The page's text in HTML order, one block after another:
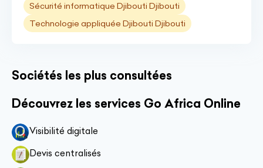
Sécurité informatique Djibouti Djibouti
Technologie appliquée Djibouti Djibouti
Sociétés les plus consultées
Découvrez les services Go Africa Online
Visibilité digitale
Devis centralisés